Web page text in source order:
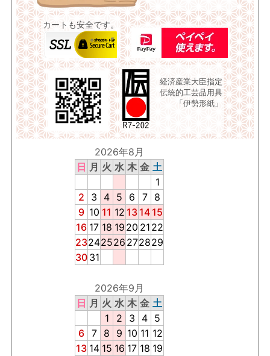
カートも安全です。
経済産業大臣指定
伝統的工芸品用具
「伊勢形紙」
2026年8月
日 月 火 水 木 金 土
1
2
3 4 5 6 7
8
9 10 11 12 13 14 15
16 17 18 19 20 21 22
23242526 272829
30 31
2026年9月
日 月 火 水 木 金 土
1
2 3 4 5
6 7 8 9 10 11 12
13 14 15 16 17 18 19